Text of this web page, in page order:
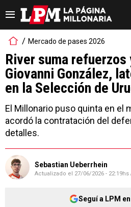
Mercado de pases 2026
River suma refuerzos
Giovanni González,
en la Selección de
El Millonario puso quinta en el
acordó la contratación del
detalles.
Sebastian Ueberrhein
Actualizado el 27/06/2026 - 22:19hs
Seguí a LPM